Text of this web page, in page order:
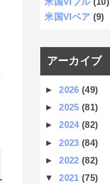
米国VIベア (9)
アーカイブ
►2026(49)
►2025(81)
►2024(82)
►2023(84)
►2022(82)
▼2021(75)